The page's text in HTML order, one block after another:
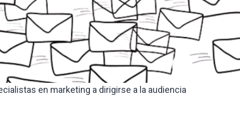
en marketing a dirigirse a la audiencia